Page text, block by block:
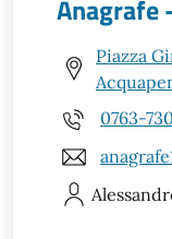
Anagrafe
Piazza
0763-